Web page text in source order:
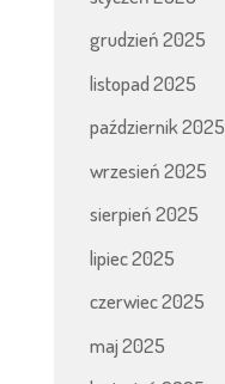
grudzień 2025
listopad 2025
październik 2025
wrzesień 2025
sierpień 2025
lipiec 2025
czerwiec 2025
maj 2025